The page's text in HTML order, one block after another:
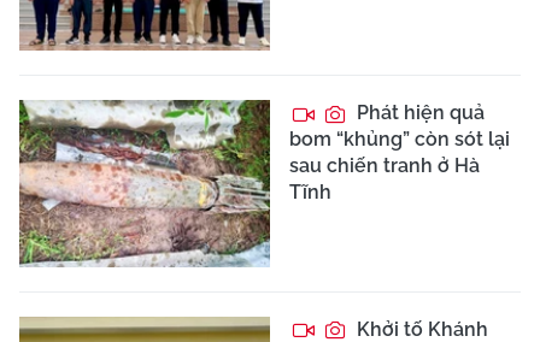
Phát hiện quả
bom “khủng” còn sót lại
sau chiến tranh ở Hà
Tĩnh
Khởi tố Khánh